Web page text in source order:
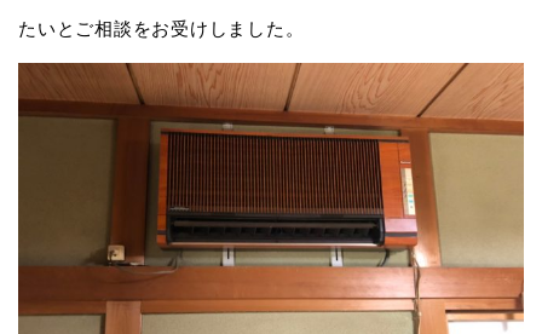
たいとご相談をお受けしました。